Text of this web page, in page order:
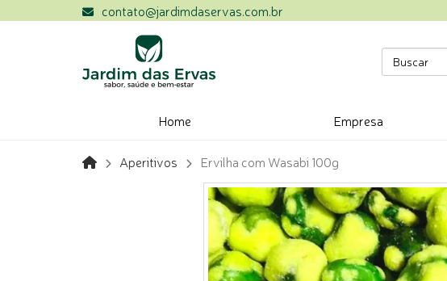
contato@jardimdaservas.com.br
Home Empresa
Aperitivos Ervilha com Wasabi 100g